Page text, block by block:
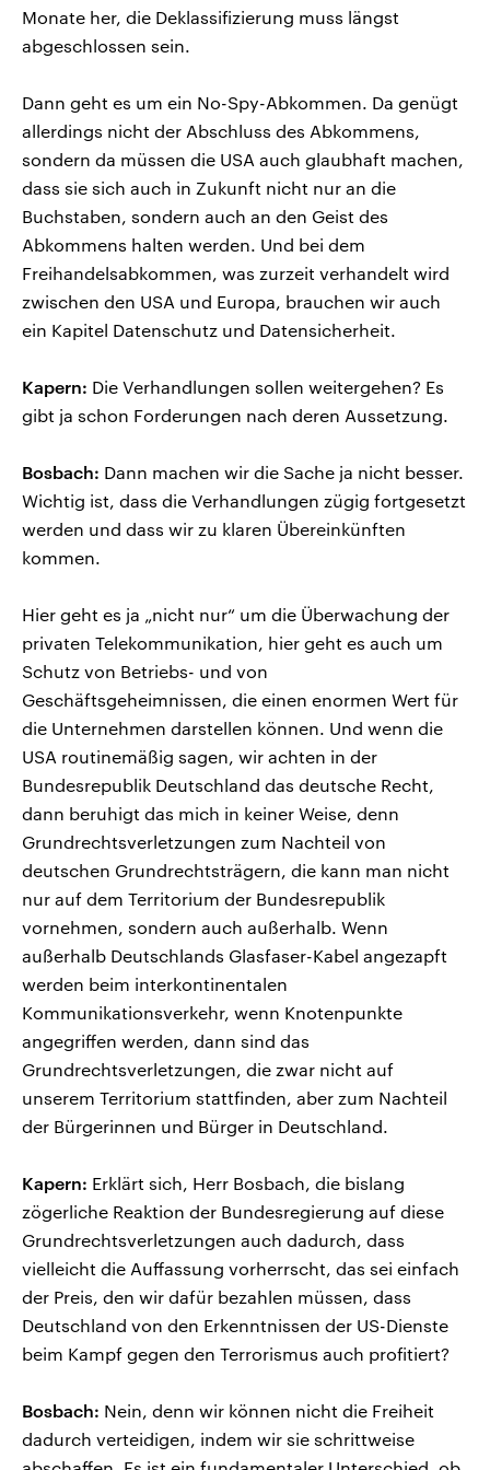
Monate her, die Deklassifizierung muss längst
abgeschlossen sein.
Dann geht es um ein No-Spy-Abkommen. Da genügt
allerdings nicht der Abschluss des Abkommens,
sondern da müssen die USA auch glaubhaft machen,
dass sie sich auch in Zukunft nicht nur an die
Buchstaben, sondern auch an den Geist des
Abkommens halten werden. Und bei dem
Freihandelsabkommen, was zurzeit verhandelt wird
zwischen den USA und Europa, brauchen wir auch
ein Kapitel Datenschutz und Datensicherheit.
Kapern: Die Verhandlungen sollen weitergehen? Es
gibt ja schon Forderungen nach deren Aussetzung.
Bosbach: Dann machen wir die Sache ja nicht besser.
Wichtig ist, dass die Verhandlungen zügig fortgesetzt
werden und dass wir zu klaren Übereinkünften
kommen.
Hier geht es ja „nicht nur“ um die Überwachung der
privaten Telekommunikation, hier geht es auch um
Schutz von Betriebs- und von
Geschäftsgeheimnissen, die einen enormen Wert für
die Unternehmen darstellen können. Und wenn die
USA routinemäßig sagen, wir achten in der
Bundesrepublik Deutschland das deutsche Recht,
dann beruhigt das mich in keiner Weise, denn
Grundrechtsverletzungen zum Nachteil von
deutschen Grundrechtsträgern, die kann man nicht
nur auf dem Territorium der Bundesrepublik
vornehmen, sondern auch außerhalb. Wenn
außerhalb Deutschlands Glasfaser-Kabel angezapft
werden beim interkontinentalen
Kommunikationsverkehr, wenn Knotenpunkte
angegriffen werden, dann sind das
Grundrechtsverletzungen, die zwar nicht auf
unserem Territorium stattfinden, aber zum Nachteil
der Bürgerinnen und Bürger in Deutschland.
Kapern: Erklärt sich, Herr Bosbach, die bislang
zögerliche Reaktion der Bundesregierung auf diese
Grundrechtsverletzungen auch dadurch, dass
vielleicht die Auffassung vorherrscht, das sei einfach
der Preis, den wir dafür bezahlen müssen, dass
Deutschland von den Erkenntnissen der US-Dienste
beim Kampf gegen den Terrorismus auch profitiert?
Bosbach: Nein, denn wir können nicht die Freiheit
dadurch verteidigen, indem wir sie schrittweise